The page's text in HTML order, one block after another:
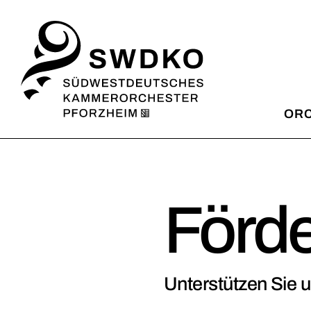
Artist
Unterstützen Sie